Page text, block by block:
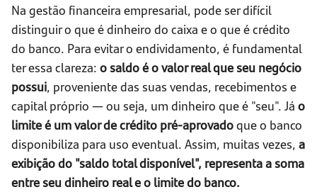
Na gestão financeira empresarial, pode ser difícil
distinguir o que é dinheiro do caixa e o que é crédito
do banco. Para evitar o endividamento, é fundamental
ter essa clareza: o saldo é o valor real que seu negócio
possui, proveniente das suas vendas, recebimentos e
capital próprio — ou seja, um dinheiro que é "seu". Já o
limite é um valor de crédito pré-aprovadoque o banco
disponibiliza para uso eventual. Assim, muitas vezes, a
exibição do "saldo total disponível", representa a soma
entre seu dinheiro real e o limite do banco.